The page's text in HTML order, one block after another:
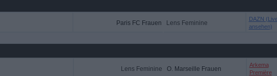
Paris FC Frauen Lens Feminine
DAZN
ansehen)
Lens Feminine O. Marseille Frauen
Arkema
Première